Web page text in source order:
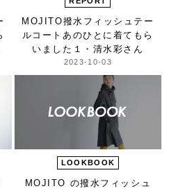
MOJITO撥水フィッシュテー
ルコート あのひとに 着てもら
いました １・清水彩さん
2023-10-03
LOOKBOOK
MOJITO の撥水フィッシュ